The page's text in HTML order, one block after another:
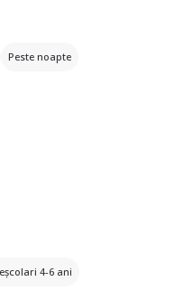
Peste noapte
4-6 ani